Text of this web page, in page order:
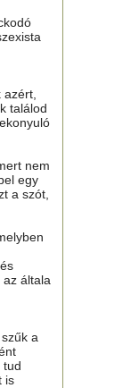
találod
nem
egy
a szót,
általa
a
tud
is